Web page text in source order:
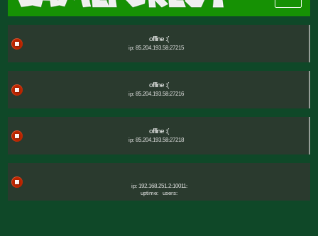
offline :(
ip: 85.204.193.58:27215
offline :(
ip: 85.204.193.58:27216
offline :(
ip: 85.204.193.58:27218
ip: 192.168.251.2:10011:
uptime:
users: